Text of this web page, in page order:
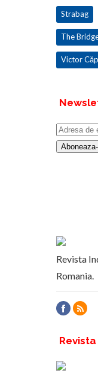
Strabag
The
Victor
Revista
Romania.
Revista